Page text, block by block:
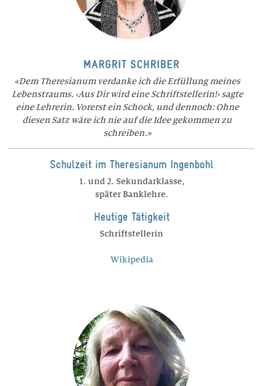
MARGRIT SCHRIBER
Dem Theresianum verdanke ich die Erfüllung meines
Lebenstraums. ‹Aus Dir wird eine Schriftstellerin!› sagte
eine Lehrerin. Vorerst ein Schock, und dennoch: Ohne
diesen Satz wäre ich nie auf die Idee gekommen zu
schreiben.
Schulzeit im Theresianum Ingenbohl
1. und 2. Sekundarklasse,
später Banklehre.
Heutige Tätigkeit
Schriftstellerin
Wikipedia